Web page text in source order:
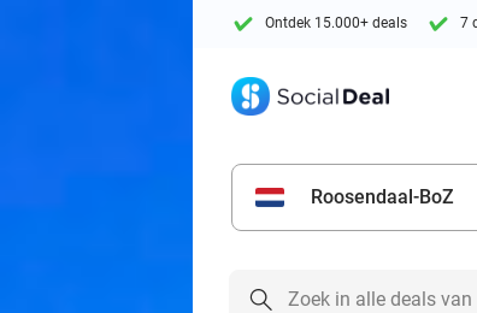
Ontdek 15.000+ deals 7
Roosendaal-BoZ